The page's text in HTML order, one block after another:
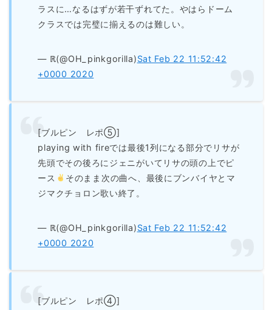
ラスに…なるはずが若干ずれてた。やはらドーム
クラスでは完璧に揃えるのは難しい。
— ℝ(@OH_pinkgorilla)Sat Feb 22 11:52:42
+0000 2020
[ブルピン レポ⑤]
playing with fireでは最後1列になる部分でリサが
先頭でその後ろにジェニがいてリサの頭の上でピ
ース
そのまま次の曲へ、最後にブンバイヤとマ
ジマクチョロン歌い終了。
— ℝ(@OH_pinkgorilla)Sat Feb 22 11:52:42
+0000 2020
[ブルピン レポ④]